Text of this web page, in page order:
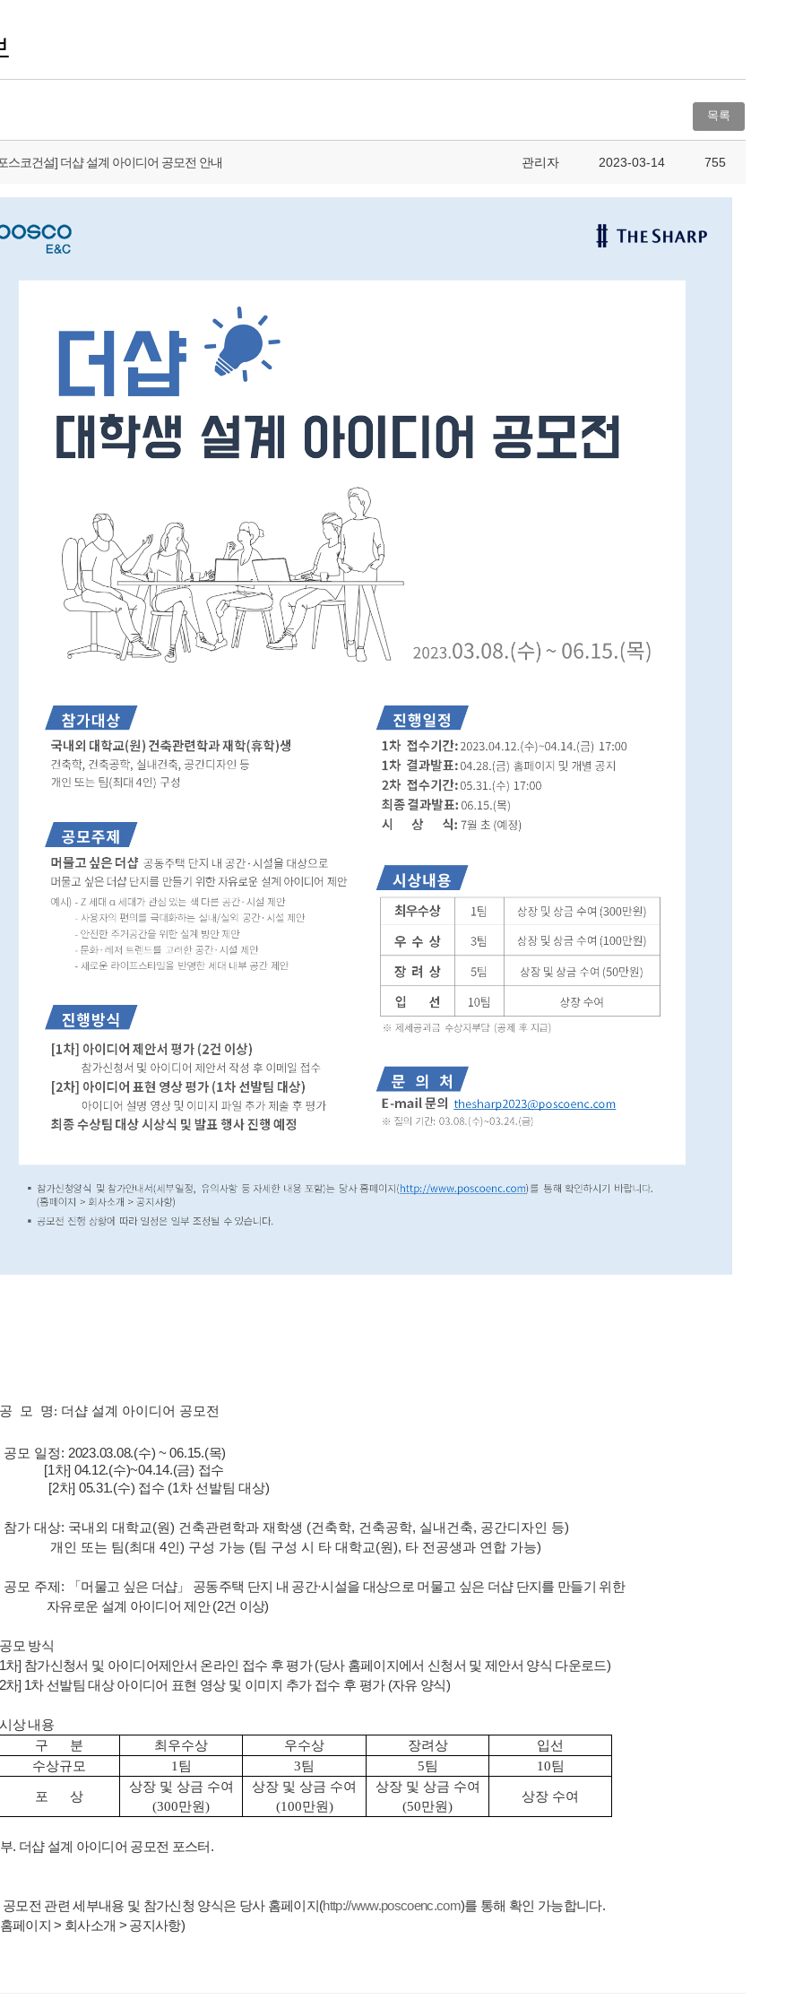
목록
스코건설] 더샵 설계 아이디어 공모전 안내 관리자 2023-03-14 755
모 명: 더샵 설계 아이디어 공모전
모 일정: 2023.03.08.(수) ~ 06.15.(목)
[1차] 04.12.(수)~04.14.(금) 접수
차] 05.31.(수) 접수 (1차 선발팀 대상)
가 대상: 국내외 대학교(원) 건축관련학과 재학생 (건축학, 건축공학, 실내건축, 공간디자인 등)
또는 팀(최대 4인) 구성 가능 (팀 구성 시 타 대학교(원), 타 전공생과 연합 가능)
모 주제: 「머물고 싶은 더샵」 공동주택 단지 내 공간·시설을 대상으로 머물고 싶은 더샵단지를 만들기 위한
로운 설계 아이디어 제안(2건 이상)
모 방식
] 참가신청서 및 아이디어제안서 온라인 접수 후 평가 (당사 홈페이지에서 신청서 및 제안서 양식 다운로드)
] 1차 선발팀 대상 아이디어 표현 영상 및 이미지 추가 접수 후 평가 (자유 양식)
상 내용
구 분
최우수상 우수상 장려상
입선
수상규모
1팀 3팀 5팀 10팀
포 상
상장 및 상금 수여
(300만원)
상장 및 상금 수여
(100만원)
상장 및 상금 수여
(50만원)
상장 수여
. 더샵 설계 아이디어 공모전 포스터.
모전 관련 세부내용 및 참가신청 양식은 당사 홈페이지(http://www.poscoenc.com)를 통해 확인 가능합니다.
이지 > 회사소개 > 공지사항)